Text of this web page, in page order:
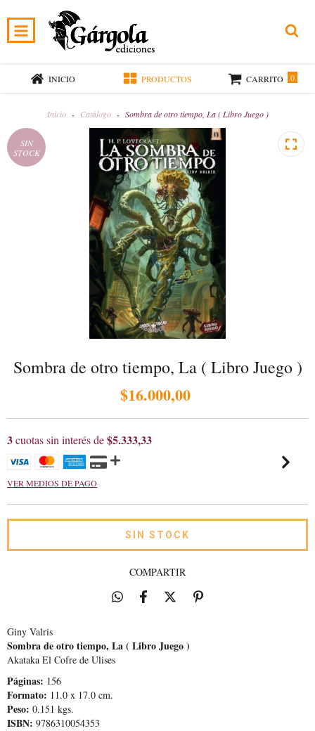
INICIO PRODUCTOS CARRITO 0
Inicio - Catálogo - Sombra de otro tiempo, La ( Libro Juego )
SIN
STOCK
Sombra de otro tiempo, La ( Libro Juego )
$16.000,00
3cuotas sin interés de$5.333,33
VER MEDIOS DE PAGO
COMPARTIR
Giny Valris
Sombra de otro tiempo, La ( Libro Juego )
Akataka El Cofre de Ulises
Páginas: 156
Formato: 11.0 x 17.0 cm.
Peso: 0.151 kgs.
ISBN: 9786310054353